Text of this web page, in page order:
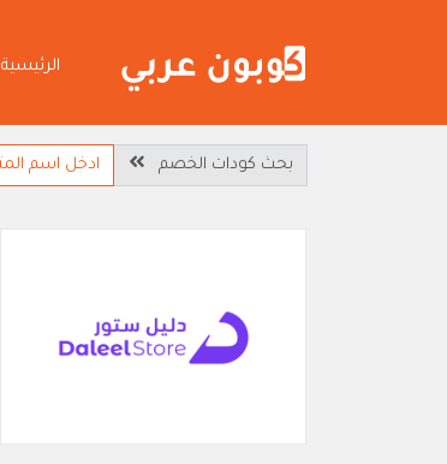
الرئيسية
بحث كودات الخصم